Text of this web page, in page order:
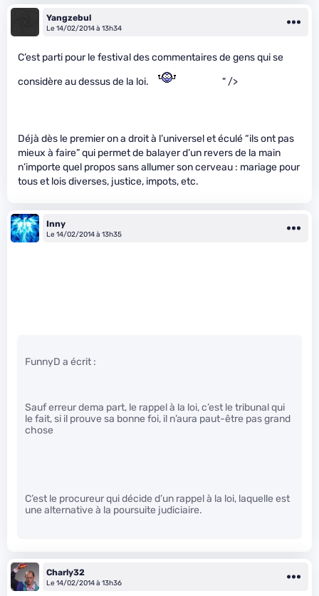
Yangzebul
Le 14/02/2014 à 13h34
C’est parti pour le festival des commentaires de gens qui se
considère au dessus de la loi.
" />
Déjà dès le premier on a droit à l’universel et éculé “ils ont pas
mieux à faire” qui permet de balayer d’un revers de la main
n’importe quel propos sans allumer son cerveau : mariage pour
tous et lois diverses, justice, impots, etc.
Inny
Le 14/02/2014 à 13h35
FunnyD a écrit :
Sauf erreur dema part, le rappel à la loi, c’est le tribunal qui
le fait, si il prouve sa bonne foi, il n’aura paut-être pas grand
chose
C’est le procureur qui décide d’un rappel à la loi, laquelle est
une alternative à la poursuite judiciaire.
Charly32
Le 14/02/2014 à 13h36